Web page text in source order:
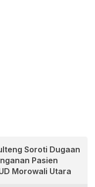
Soroti Dugaan
Pasien
Morowali Utara